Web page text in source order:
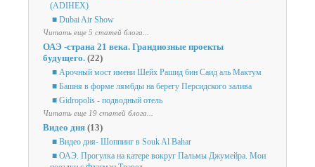
(ADIHEX)
■ Dubai Air Show
Читать еще 5 статей блога...
ОАЭ -страна 21 века. Грандиозные проекты
будущего. (22)
■ Арочный мост имени Шейх Рашид бин Саид аль Мактум
■ Башня в форме лямбды на берегу Персидского залива
■ Gidropolis - подводный отель
Читать еще 19 статей блога...
Видео дня (13)
■ Видео дня- Шоппинг в Souk Al Bahar
■ ОАЭ. Прогулка на катере вокруг Пальмы Джумейра. Мои